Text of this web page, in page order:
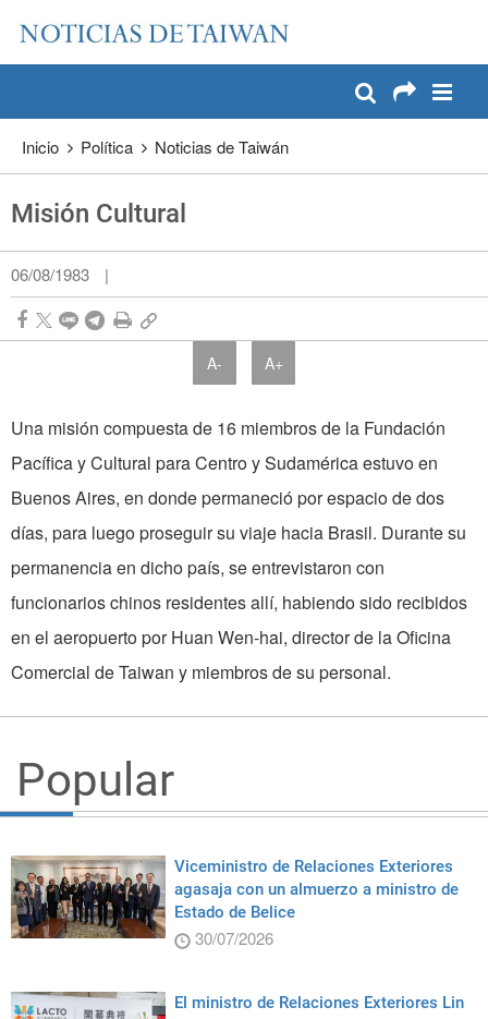
Pase a contenido principal
Inicio Política Noticias de Taiwán
Misión Cultural
06/08/1983 |
A- A+
Una misión compuesta de 16 miembros de la Fundación
Pacífica y Cultural para Centro y Sudamérica estuvo en
Buenos Aires, en donde permaneció por espacio de dos
días, para luego proseguir su viaje hacia Brasil. Durante su
permanencia en dicho país, se entrevistaron con
funcionarios chinos residentes allí, habiendo sido recibidos
en el aeropuerto por Huan Wen-hai, director de la Oficina
Comercial de Taiwan y miembros de su personal.
Popular
Viceministro de Relaciones Exteriores
agasaja con un almuerzo a ministro de
Estado de Belice
30/07/2026
El ministro de Relaciones Exteriores Lin